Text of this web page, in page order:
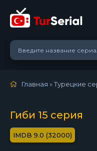
Главная »Турецкие
Гиби 15 серия
9.0 (32000)